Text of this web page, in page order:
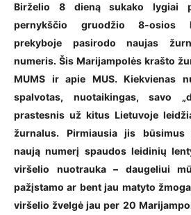
Birželio 8 dieną sukako lygiai
pernykščio gruodžio 8-osios
prekyboje pasirodo naujas
numeris. Šis Marijampolės krašto
MUMS ir apie MUS. Kiekvienas
spalvotas, nuotaikingas, savo
prastesnis už kitus Lietuvoje
žurnalus. Pirmiausia jis būsimus
naują numerį spaudos leidinių
viršelio nuotrauka – daugeliui
pažįstamo ar bent jau matyto
viršelio žvelgė jau per 20